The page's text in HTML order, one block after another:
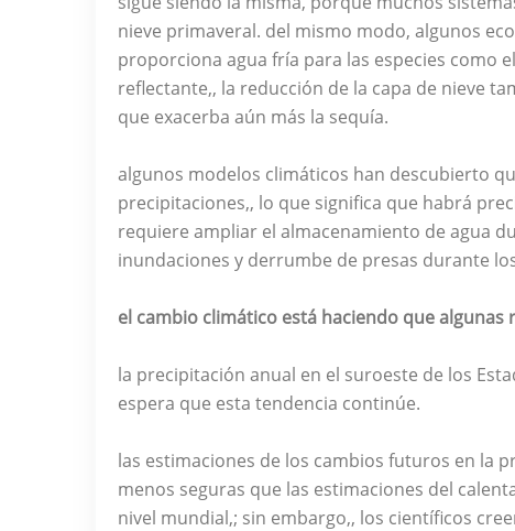
nieve primaveral. del mismo modo, algunos
proporciona agua fría para las especies como
reflectante,, la reducción de la capa de nieve
que exacerba aún más la sequía.
algunos modelos climáticos han descubierto
precipitaciones,, lo que significa que habrá
requiere ampliar el almacenamiento de agua
inundaciones y derrumbe de presas durante
el cambio climático está haciendo que algunas
la precipitación anual en el suroeste de los
espera que esta tendencia continúe.
las estimaciones de los cambios futuros en la
menos seguras que las estimaciones del
nivel mundial,; sin embargo,, los científicos